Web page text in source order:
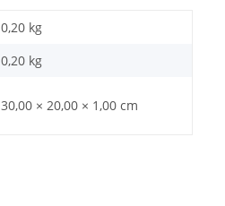
0,20 kg
0,20 kg
30,00 × 20,00 × 1,00 cm